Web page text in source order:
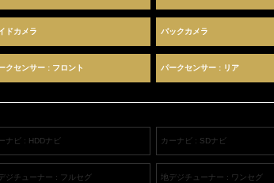
ドカメラ バックカメラ
クセンサー : フロント パークセンサー : リア
ナビ : HDDナビ カーナビ : SDナビ
ジチューナー : フルセグ 地デジチューナー : ワンセグ